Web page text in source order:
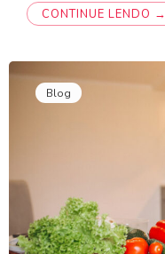
CONTINUE LENDO →
Blog